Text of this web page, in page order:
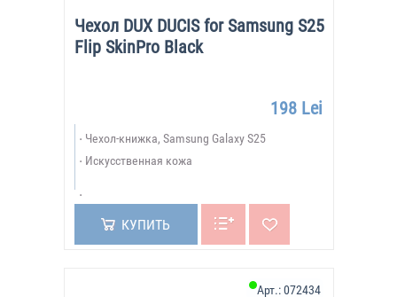
Чехол DUX DUCIS for Samsung S25
Flip SkinPro Black
198 Lei
Чехол-книжка, Samsung Galaxy S25
Искусственная кожа
КУПИТЬ
Арт.:072434